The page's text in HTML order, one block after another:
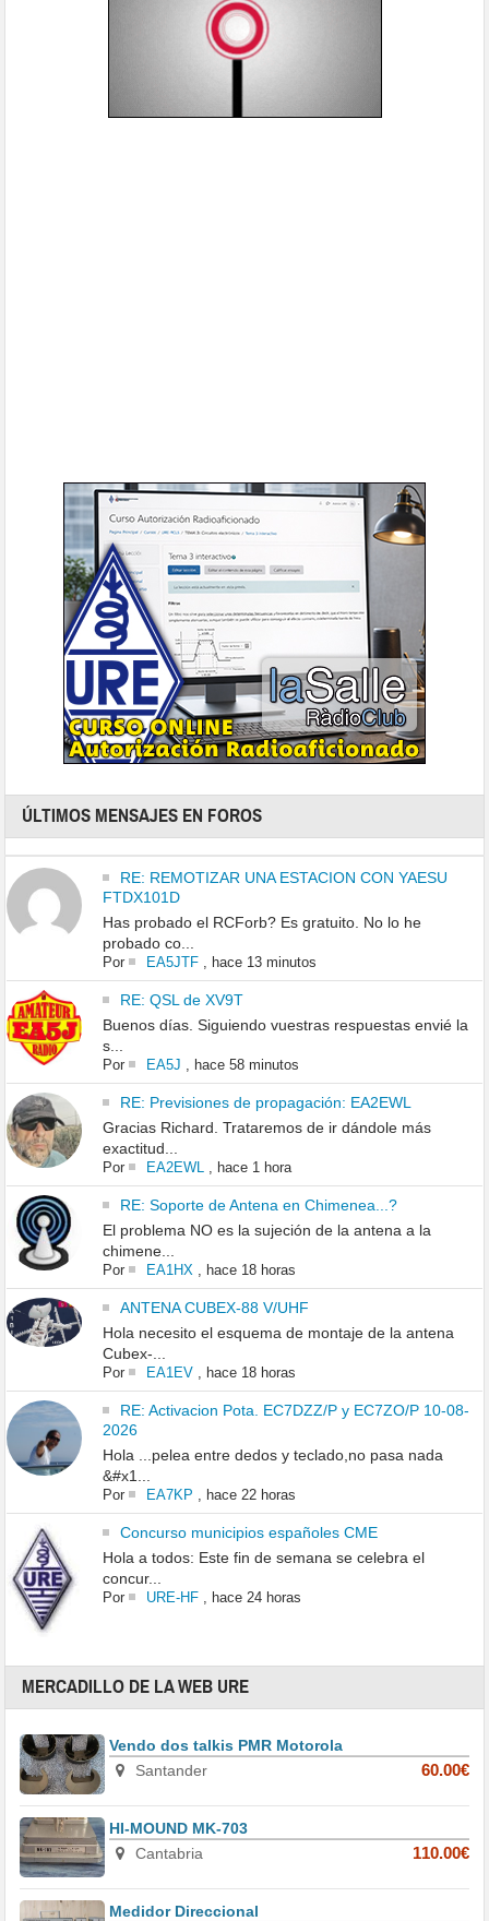
ÚLTIMOS MENSAJES EN FOROS
RE: REMOTIZAR UNA ESTACION CON YAESU
FTDX101D
Has probado el RCForb? Es gratuito. No lo he
probado co...
Por EA5JTF, hace 13 minutos
RE: QSL de XV9T
Buenos días. Siguiendo vuestras respuestas envié la
s...
Por EA5J , hace 58 minutos
RE: Previsiones de propagación: EA2EWL
Gracias Richard. Trataremos de ir dándole más
exactitud...
Por EA2EWL, hace 1 hora
RE: Soporte de Antena en Chimenea...?
El problema NO es la sujeción de la antena a la
chimene...
Por EA1HX, hace 18 horas
ANTENA CUBEX-88 V/UHF
Hola necesito el esquema de montaje de la antena
Cubex-...
Por EA1EV, hace 18 horas
RE: Activacion Pota. EC7DZZ/P y EC7ZO/P 10-08-
2026
Hola ...pelea entre dedos y teclado,no pasa nada
&#x1...
Por EA7KP , hace 22 horas
Concurso municipios españoles CME
Hola a todos: Este fin de semana se celebra el
concur...
Por URE-HF, hace 24 horas
MERCADILLO DE LA WEB URE
Vendo dos talkis PMR Motorola
Santander
60.00€
HI-MOUND MK-703
Cantabria
110.00€
Medidor Direccional